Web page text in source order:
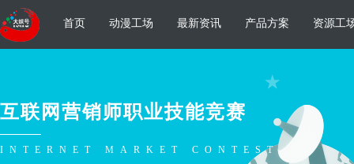
首页 动漫工场 最新资讯 产品方案 资源工
互联网营销师职业技能竞赛
INTERNET MARKET CONTEST